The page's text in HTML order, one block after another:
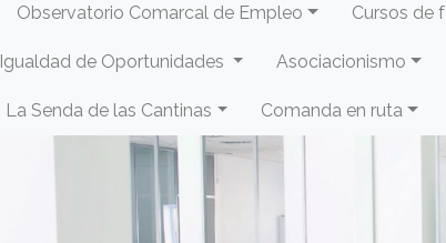
Observatorio Comarcal de Empleo Cursos de
Igualdad de Oportunidades Asociacionismo
La Senda de las Cantinas Comanda en ruta